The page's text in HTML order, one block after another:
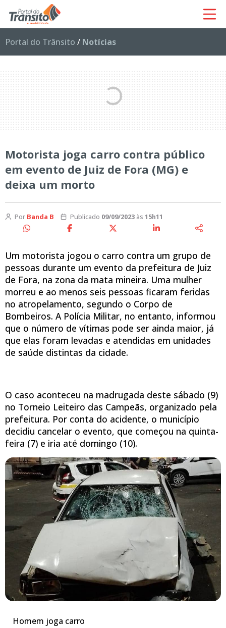
Portal do Trânsito / Notícias
Motorista joga carro contra público
em evento de Juiz de Fora (MG) e
deixa um morto
Por Banda B Publicado 09/09/2023às 15h11
Um motorista jogou o carro contra um grupo de
pessoas durante um evento da prefeitura de Juiz
de Fora, na zona da mata mineira. Uma mulher
morreu e ao menos seis pessoas ficaram feridas
no atropelamento, segundo o Corpo de
Bombeiros. A Polícia Militar, no entanto, informou
que o número de vítimas pode ser ainda maior, já
que elas foram levadas e atendidas em unidades
de saúde distintas da cidade.
O caso aconteceu na madrugada deste sábado (9)
no Torneio Leiteiro das Campeãs, organizado pela
prefeitura. Por conta do acidente, o município
decidiu cancelar o evento, que começou na quinta-
feira (7) e iria até domingo (10).
Homem joga carro